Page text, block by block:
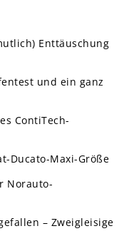
Enttäuschung
und ein ganz
ContiTech-
Ducato-Maxi-Größe
Norauto-
– Zweigleisige